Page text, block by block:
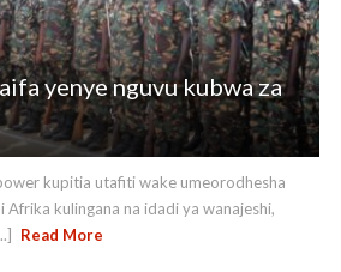
yenye nguvu kubwa za
kupitia utafiti wake umeorodhesha
Afrika kulingana na idadi ya wanajeshi,
Read More